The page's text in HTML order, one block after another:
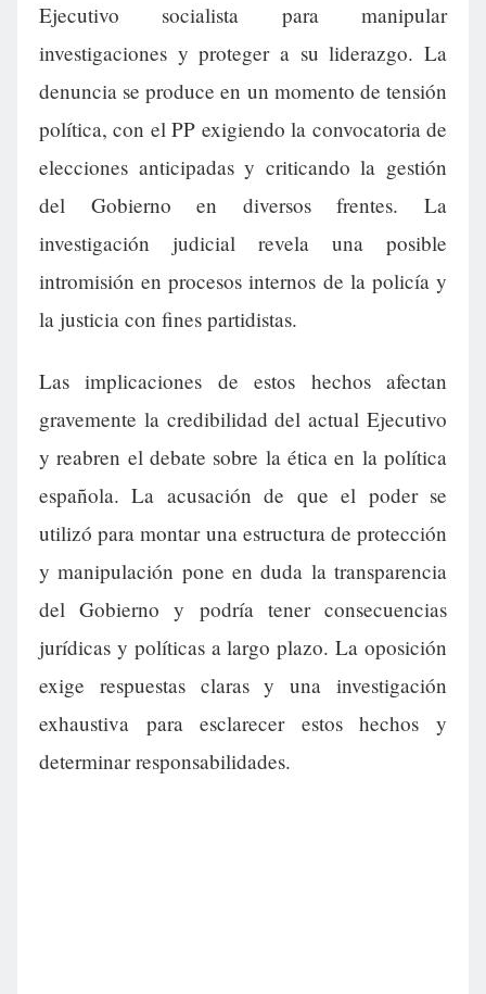
Ejecutivo socialista para manipular
investigaciones y proteger a su liderazgo. La
denuncia se produce en un momento de tensión
política, con el PP exigiendo la convocatoria de
elecciones anticipadas y criticando la gestión
del Gobierno en diversos frentes. La
investigación judicial revela una posible
intromisión en procesos internos de la policía y
la justicia con fines partidistas.
Las implicaciones de estos hechos afectan
gravemente la credibilidad del actual Ejecutivo
y reabren el debate sobre la ética en la política
española. La acusación de que el poder se
utilizó para montar una estructura de protección
y manipulación pone en duda la transparencia
del Gobierno y podría tener consecuencias
jurídicas y políticas a largo plazo. La oposición
exige respuestas claras y una investigación
exhaustiva para esclarecer estos hechos y
determinar responsabilidades.